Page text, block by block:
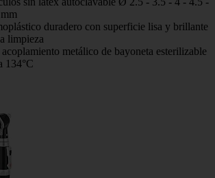
duradero con superficie lisa y brillante
limpieza
acoplamiento metálico de bayoneta esterilizable
134°C